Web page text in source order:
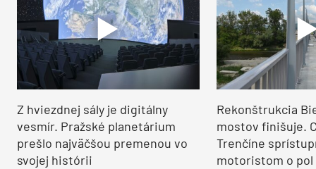
Z hviezdnej sály je digitálny
vesmír. Pražské planetárium
prešlo najväčšou premenou vo
svojej histórii
Rekonštrukcia
mostov finišuje.
Trenčíne
motoristom o pol